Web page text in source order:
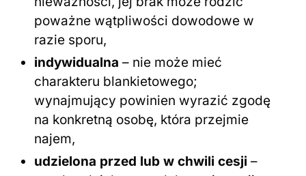
poważne wątpliwości dowodowe w
razie sporu,
indywidualna – nie może mieć
charakteru blankietowego;
wynajmujący powinien wyrazić zgodę
na konkretną osobę, która przejmie
najem,
udzielona przed lub w chwili cesji –